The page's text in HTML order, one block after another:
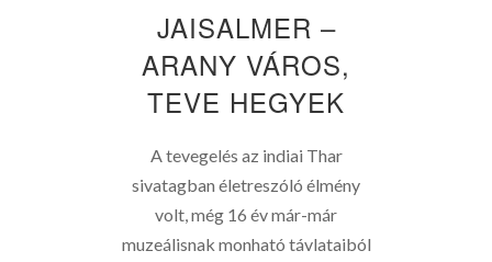
JAISALMER –
ARANY VÁROS,
TEVE HEGYEK
A tevegelés az indiai Thar
sivatagban életreszóló élmény
volt, még 16 év már-már
muzeálisnak monható távlataiból